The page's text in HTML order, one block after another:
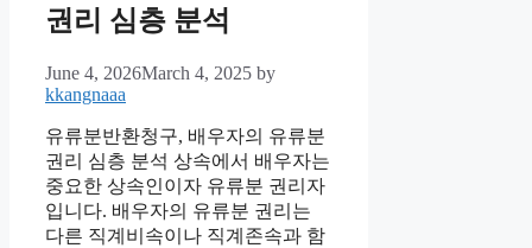
권리 심층 분석
June 4, 2026March 4, 2025 by
kkangnaaa
유류분반환청구, 배우자의 유류분
권리 심층 분석 상속에서 배우자는
중요한 상속인이자 유류분 권리자
입니다. 배우자의 유류분 권리는
다른 직계비속이나 직계존속과 함